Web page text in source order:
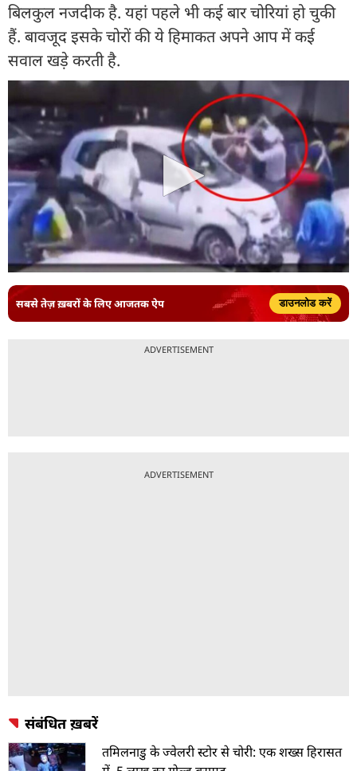
बिलकुल नजदीक है. यहां पहले भी कई बार चोरियां हो चुकी
हैं. बावजूद इसके चोरों की ये हिमाकत अपने आप में कई
सवाल खड़े करती है.
सबसे तेज़ ख़बरों के लिए आजतक ऐप डाउनलोड करें
ADVERTISEMENT
ADVERTISEMENT
संबंधित ख़बरें
तमिलनाडु के ज्वेलरी स्टोर से चोरी: एक शख्स हिरासत